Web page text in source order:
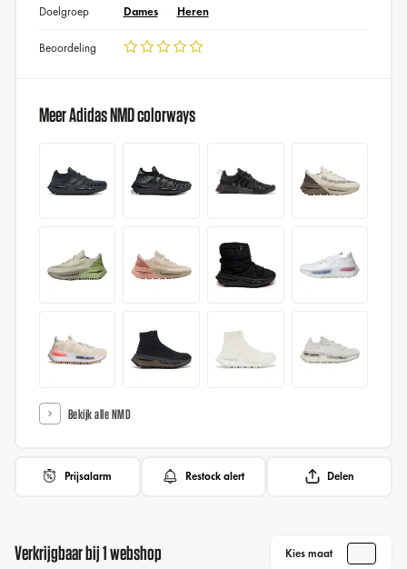
Doelgroep Dames Heren
Beoordeling
Meer Adidas NMD colorways
Bekijk alle NMD
Prijsalarm Restock alert Delen
Verkrijgbaar bij 1 webshop Kies maat